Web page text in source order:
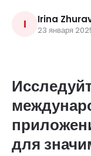
I Irina
23 января
для